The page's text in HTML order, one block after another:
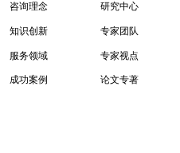
咨询理念
知识创新
服务领域
成功案例
研究中心
专家团队
专家视点
论文专著